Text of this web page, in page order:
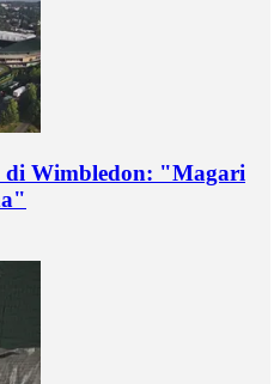
di Wimbledon: "Magari